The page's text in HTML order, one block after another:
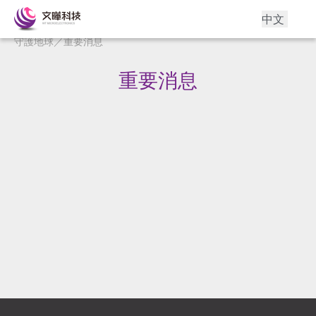
中文
守護地球／重要消息
重要消息